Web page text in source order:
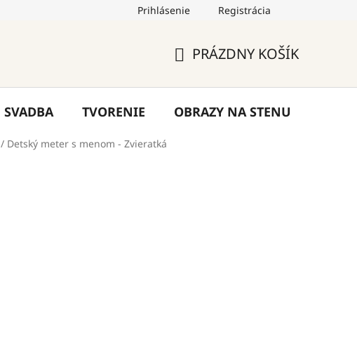
Hodnotenie obchodu Blog Kontakty
Prihlásenie Registrácia
KOŠÍK
PRÁZDNY KOŠÍK
SVADBA TVORENIE OBRAZY NA STENU
/ Detský meter s menom - Zvieratká